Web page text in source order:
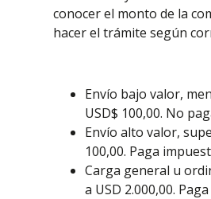
conocer el monto de la
hacer el trámite según
Envío bajo valor,
USD$ 100,00. No
Envío alto valor,
100,00. Paga
Carga general u
a USD 2.000,00.